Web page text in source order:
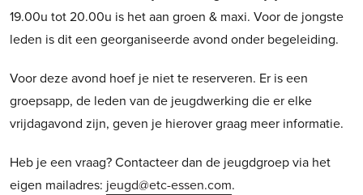
19.00u tot 20.00u is het aan groen & maxi. Voor de jongste
leden is dit een georganiseerde avond onder begeleiding.
Voor deze avond hoef je niet te reserveren. Er is een
groepsapp, de leden van de jeugdwerking die er elke
vrijdagavond zijn, geven je hierover graag meer informatie.
Heb je een vraag? Contacteer dan de jeugdgroep via het
eigen mailadres: jeugd@etc-essen.com.